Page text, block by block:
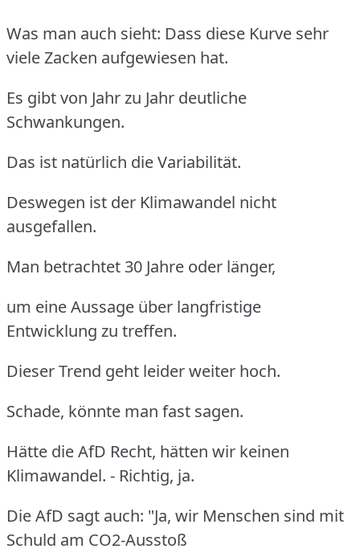
Was man auch sieht: Dass diese Kurve sehr
viele Zacken aufgewiesen hat.
Es gibt von Jahr zu Jahr deutliche
Schwankungen.
Das ist natürlich die Variabilität.
Deswegen ist der Klimawandel nicht
ausgefallen.
Man betrachtet 30 Jahre oder länger,
um eine Aussage über langfristige
Entwicklung zu treffen.
Dieser Trend geht leider weiter hoch.
Schade, könnte man fast sagen.
Hätte die AfD Recht, hätten wir keinen
Klimawandel. - Richtig, ja.
Die AfD sagt auch: "Ja, wir Menschen sind mit
Schuld am CO2-Ausstoß